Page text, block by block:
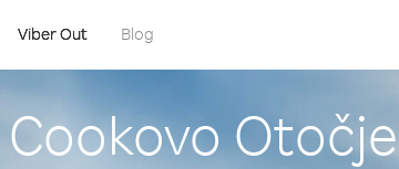
Viber Out Blog
Otočje